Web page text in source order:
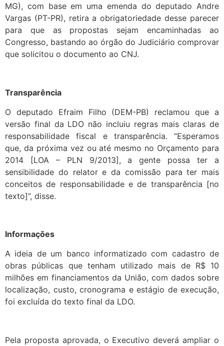
MG), com base em uma emenda do deputado Andre
Vargas (PT-PR), retira a obrigatoriedade desse parecer
para que as propostas sejam encaminhadas ao
Congresso, bastando ao órgão do Judiciário comprovar
que solicitou o documento ao CNJ.
Transparência
O deputado Efraim Filho (DEM-PB) reclamou que a
versão final da LDO não incluiu regras mais claras de
responsabilidade fiscal e transparência. “Esperamos
que, da próxima vez ou até mesmo no Orçamento para
2014 [LOA – PLN 9/2013], a gente possa ter a
sensibilidade do relator e da comissão para ter mais
conceitos de responsabilidade e de transparência [no
texto]”, disse.
Informações
A ideia de um banco informatizado com cadastro de
obras públicas que tenham utilizado mais de R$ 10
milhões em financiamentos da União, com dados sobre
localização, custo, cronograma e estágio de execução,
foi excluída do texto final da LDO.
Pela proposta aprovada, o Executivo deverá ampliar o